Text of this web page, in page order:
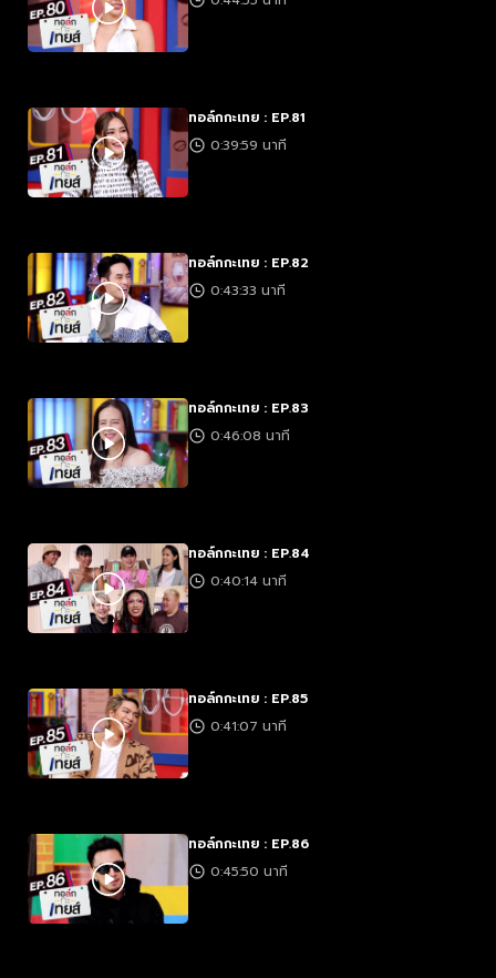
ทอล์กกะเทย : EP.81
0:39:59 นาที
ทอล์กกะเทย : EP.82
0:43:33 นาที
ทอล์กกะเทย : EP.83
0:46:08 นาที
ทอล์กกะเทย : EP.84
0:40:14 นาที
ทอล์กกะเทย : EP.85
0:41:07 นาที
ทอล์กกะเทย : EP.86
0:45:50 นาที